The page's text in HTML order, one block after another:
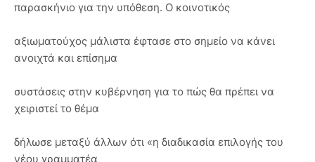
παρασκήνιο για την υπόθεση. Ο κοινοτικός
αξιωματούχος μάλιστα έφτασε στο σημείο να κάνει
ανοιχτά και επίσημα
συστάσεις στην κυβέρνηση για το πώς θα πρέπει να
χειριστεί το θέμα
δήλωσε μεταξύ άλλων ότι «η διαδικασία επιλογής του
νέου γραμματέα